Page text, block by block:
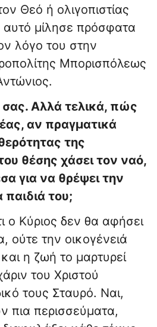
Θεό ή ολιγοπιστίας
αυτό μίλησε πρόσφατα
λόγο του στην
Μπορισπόλεως
Αλλά τελικά, πώς
αν πραγματικά
της
θέσης χάσει τον ναό,
για να θρέψει την
παιδιά του;
ο Κύριος δεν θα αφήσει
ούτε την οικογένειά
η ζωή το μαρτυρεί
του Χριστού
τους Σταυρό. Ναι,
πια περισσεύματα,